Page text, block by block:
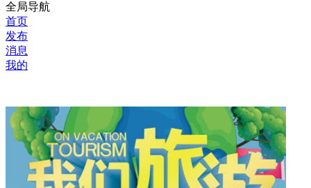
全局导航
首页
发布
消息
我的